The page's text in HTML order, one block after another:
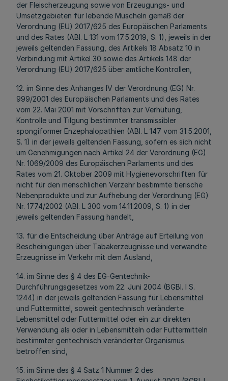
der Fleischerzeugung sowie von Erzeugungs- und
Umsetzgebieten für lebende Muscheln gemäß der
Verordnung (EU) 2017/625 des Europäischen Parlaments
und des Rates (ABl. L 131 vom 17.5.2019, S. 1), jeweils in der
jeweils geltenden Fassung, des Artikels 18 Absatz 10 in
Verbindung mit Artikel 30 sowie des Artikels 148 der
Verordnung (EU) 2017/625 über amtliche Kontrollen,
12. im Sinne des Anhanges IV der Verordnung (EG) Nr.
999/2001 des Europäischen Parlaments und des Rates
vom 22. Mai 2001 mit Vorschriften zur Verhütung,
Kontrolle und Tilgung bestimmter transmissibler
spongiformer Enzephalopathien (ABl. L 147 vom 31.5.2001,
S. 1) in der jeweils geltenden Fassung, sofern es sich nicht
um Genehmigungen nach Artikel 24 der Verordnung (EG)
Nr. 1069/2009 des Europäischen Parlaments und des
Rates vom 21. Oktober 2009 mit Hygienevorschriften für
nicht für den menschlichen Verzehr bestimmte tierische
Nebenprodukte und zur Aufhebung der Verordnung (EG)
Nr. 1774/2002 (ABl. L 300 vom 14.11.2009, S. 1) in der
jeweils geltenden Fassung handelt,
13. für die Entscheidung über Anträge auf Erteilung von
Bescheinigungen über Tabakerzeugnisse und verwandte
Erzeugnisse im Verkehr mit dem Ausland,
14. im Sinne des § 4 des EG-Gentechnik-
Durchführungsgesetzes vom 22. Juni 2004 (BGBl. I S.
1244) in der jeweils geltenden Fassung für Lebensmittel
und Futtermittel, soweit gentechnisch veränderte
Lebensmittel oder Futtermittel oder ein zur direkten
Verwendung als oder in Lebensmitteln oder Futtermitteln
bestimmter gentechnisch veränderter Organismus
betroffen sind,
15. im Sinne des § 4 Satz 1 Nummer 2 des